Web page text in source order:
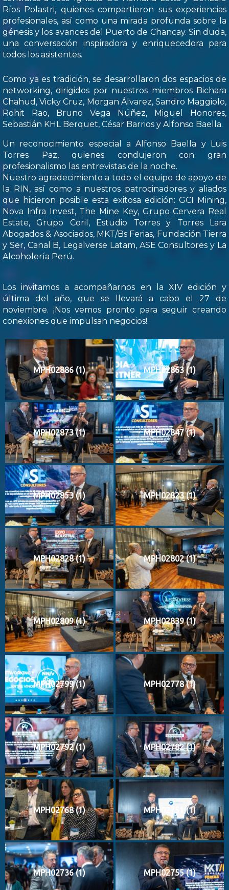
Ríos Polastri, quienes compartieron sus experiencias
profesionales, así como una mirada profunda sobre la
génesis y los avances del Puerto de Chancay. Sin duda,
una conversación inspiradora y enriquecedora para
todos los asistentes.
Como ya es tradición, se desarrollaron dos espacios de
networking, dirigidos por nuestros miembros Bichara
Chahud, Vicky Cruz, Morgan Álvarez, Sandro Maggiolo,
Rohit Rao, Bruno Vega Núñez, Miguel Honores,
Sebastián KHL Berquet, César Barrios y Alfonso Baella.
Un reconocimiento especial a Alfonso Baella y Luis
Torres Paz, quienes condujeron con gran
profesionalismo las entrevistas de la noche.
Nuestro agradecimiento a todo el equipo de apoyo de
la RIN, así como a nuestros patrocinadores y aliados
que hicieron posible esta exitosa edición: GCI Mining,
Nova Infra Invest, The Mine Key, Grupo Cervera Real
Estate, Grupo Coril, Estudio Torres y Torres Lara
Abogados & Asociados, MKT/Bs Ferias, Fundación Tierra
y Ser, Canal B, Legalverse Latam, ASE Consultores y La
Alcoholería Perú.
Los invitamos a acompañarnos en la XIV edición y
última del año, que se llevará a cabo el 27 de
noviembre. ¡Nos vemos pronto para seguir creando
conexiones que impulsan negocios!.
MPH02886 (1) MPH02863 (1)
MPH02873 (1) MPH02847 (1)
MPH02853 (1) MPH02823 (1)
MPH02828 (1) MPH02802 (1)
MPH02809 (1) MPH02839 (1)
MPH02799 (1) MPH02778 (1)
MPH02792 (1) MPH02782 (1)
MPH02768 (1) MPH02751 (1)
MPH02736 (1) MPH02755 (1)